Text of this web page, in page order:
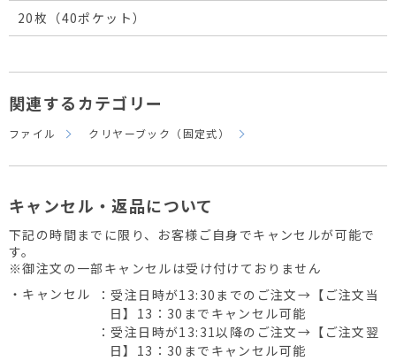
20枚（40ポケット）
関連するカテゴリー
ファイル クリヤーブック（固定式）
キャンセル・返品について
下記の時間までに限り、お客様ご自身でキャンセルが可能で
す。
※御注文の一部キャンセルは受け付けておりません
・キャンセル
：受注日時が13:30までのご注文→【ご注文当
日】13：30までキャンセル可能
：受注日時が13:31以降のご注文→【ご注文翌
日】13：30までキャンセル可能